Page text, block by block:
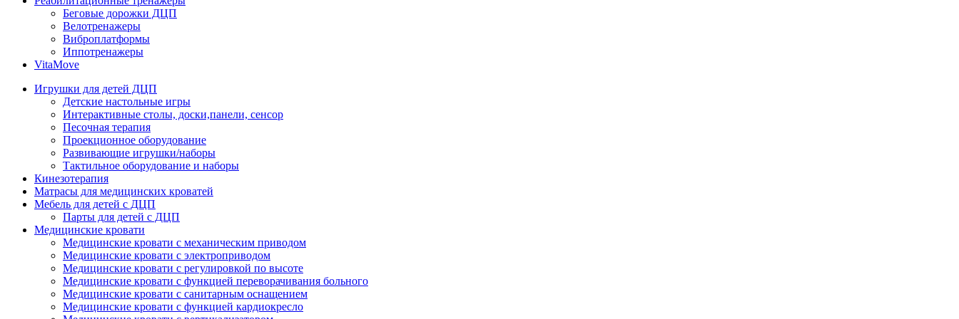
Беговые дорожки ДЦП
Велотренажеры
Виброплатформы
Иппотренажеры
VitaMove
Игрушки для детей ДЦП
Детские настольные игры
Интерактивные столы, доски,панели, сенсор
Песочная терапия
Проекционное оборудование
Развивающие игрушки/наборы
Тактильное оборудование и наборы
Кинезотерапия
Матрасы для медицинских кроватей
Мебель для детей с ДЦП
Парты для детей с ДЦП
Медицинские кровати
Медицинские кровати с механическим приводом
Медицинские кровати с электроприводом
Медицинские кровати с регулировкой по высоте
Медицинские кровати с функцией переворачивания больного
Медицинские кровати с санитарным оснащением
Медицинские кровати с функцией кардиокресло